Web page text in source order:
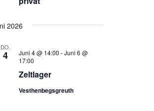
2026
DO.
4
Zeltlager
Juni 4 @ 14:00 -Juni 6 @
17:00
Vesthenbegsgreuth